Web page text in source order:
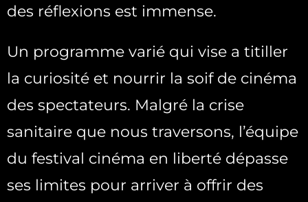
des réflexions est immense.
Un programme varié qui vise a titiller
la curiosité et nourrir la soif de cinéma
des spectateurs. Malgré la crise
sanitaire que nous traversons, l’équipe
du festival cinéma en liberté dépasse
ses limites pour arriver à offrir des